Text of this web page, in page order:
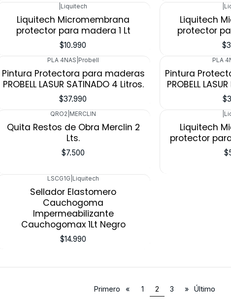
Liquitech
Liquitech Micromembrana
protector para madera 1 Lt
$10.990
Liquitech
protector
PLA 4NAS Probell
Pintura Protectora para maderas
PROBELL LASUR SATINADO 4 Litros.
$37.990
PLA
Pintura
PROBELL
QRO2 MERCLIN
Quita Restos de Obra Merclin 2
Lts.
$7.500
Liquitech
protector
LSCG1G Liquitech
Sellador Elastomero
Cauchogoma
Impermeabilizante
Cauchogomax 1Lt Negro
$14.990
Primero « 1 2 3 » Último